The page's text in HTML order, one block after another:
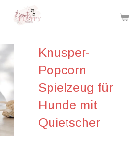
Knusper-
Popcorn
Spielzeug für
Hunde mit
Quietscher